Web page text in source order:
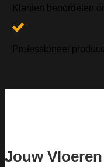
Klanten beoordelen
Professioneel
Jouw